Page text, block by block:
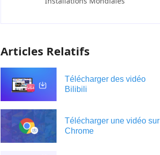
Articles Relatifs
Télécharger des vidéo
Bilibili
Télécharger une vidéo sur
Chrome